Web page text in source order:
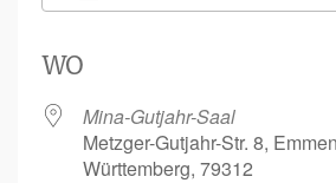
WO
Mina-Gutjahr-Saal
Metzger-Gutjahr-Str. 8,
Württemberg, 79312